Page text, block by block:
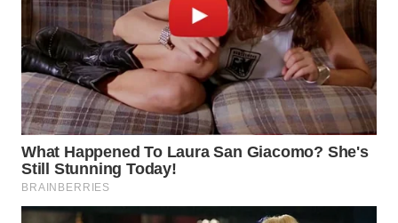
WN
SUKABUMI
WN
PURWAKARTA
WN
PRIANGAN
TIMUR